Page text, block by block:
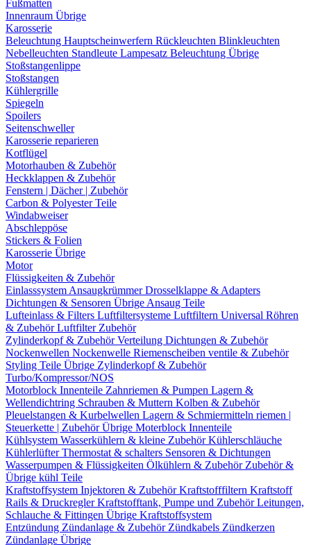
Fußmatten
Innenraum Übrige
Karosserie
Beleuchtung Hauptscheinwerfern Rückleuchten Blinkleuchten
Nebelleuchten Standleute Lampesatz Beleuchtung Übrige
Stoßstangenlippe
Stoßstangen
Kühlergrille
Spiegeln
Spoilers
Seitenschweller
Karosserie reparieren
Kotflügel
Motorhauben & Zubehör
Heckklappen & Zubehör
Fenstern | Dächer | Zubehör
Carbon & Polyester Teile
Windabweiser
Abschleppöse
Stickers & Folien
Karosserie Übrige
Motor
Flüssigkeiten & Zubehör
Einlasssystem AnsaugkrümmerDrosselklappe & Adapters
Dichtungen & Sensoren Übrige Ansaug Teile
Lufteinlass & Filters Luftfiltersysteme Luftfiltern Universal Röhren
& ZubehörLuftfilter Zubehör
Zylinderkopf & ZubehörVerteilung Dichtungen & Zubehör
Nockenwellen Nockenwelle Riemenscheiben ventile & Zubehör
Styling Teile Übrige Zylinderkopf & Zubehör
Turbo/Kompressor/NOS
Motorblock Innenteile Zahnriemen & Pumpen Lagern &
Wellendichtring Schrauben & Muttern Kolben & Zubehör
Pleuelstangen & Kurbelwellen Lagern & Schmiermitteln riemen |
Steuerkette | ZubehörÜbrige Moterblock Innenteile
Kühlsystem Wasserkühlern & kleine ZubehörKühlerschläuche
KühlerlüfterThermostat & schalters Sensoren & Dichtungen
Wasserpumpen & Flüssigkeiten Ölkühlern & Zubehör Zubehör &
Übrige kühl Teile
Kraftstoffsystem Injektoren & ZubehörKraftstofffiltern Kraftstoff
Rails & DruckreglerKraftstofftank, Pumpe und ZubehörLeitungen,
Schlauche & Fittingen Übrige Kraftstoffsystem
Entzündung Zündanlage & Zubehör Zündkabels Zündkerzen
Zündanlage Übrige